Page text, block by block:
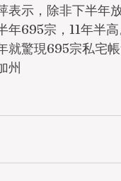
表示，除非下半年
年695宗，11年半
驚現695宗私宅
州